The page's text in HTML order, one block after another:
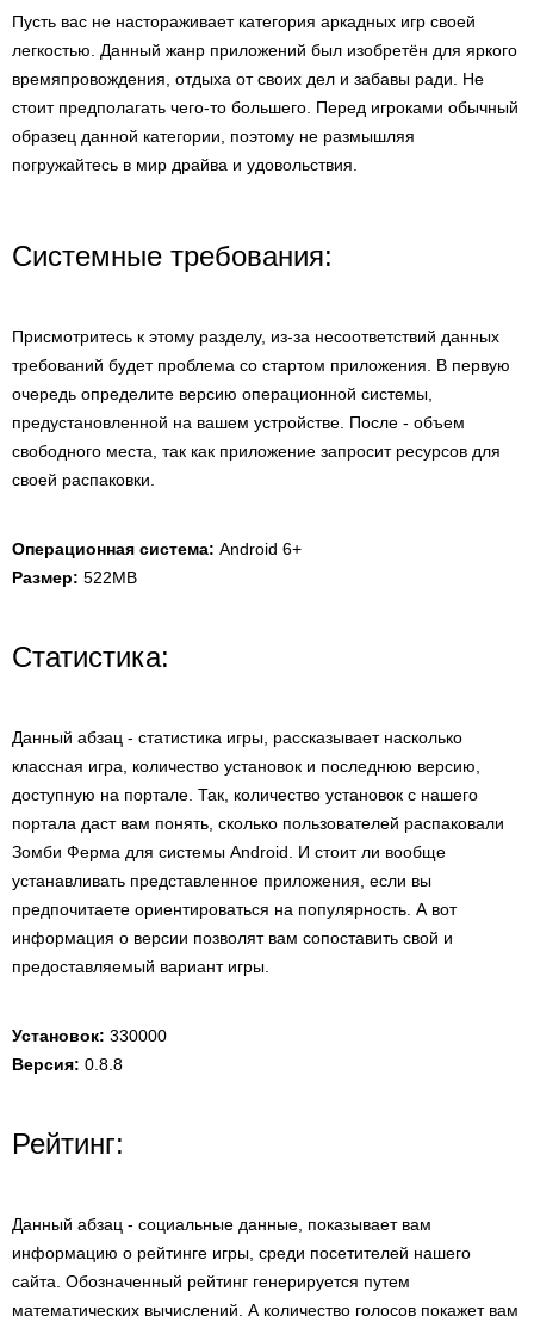
Пусть вас не настораживает категория аркадных игр своей
легкостью. Данный жанр приложений был изобретён для яркого
времяпровождения, отдыха от своих дел и забавы ради. Не
стоит предполагать чего-то большего. Перед игроками обычный
образец данной категории, поэтому не размышляя
погружайтесь в мир драйва и удовольствия.
Системные требования:
Присмотритесь к этому разделу, из-за несоответствий данных
требований будет проблема со стартом приложения. В первую
очередь определите версию операционной системы,
предустановленной на вашем устройстве. После - объем
свободного места, так как приложение запросит ресурсов для
своей распаковки.
Операционная система: Android 6+
Размер: 522MB
Статистика:
Данный абзац - статистика игры, рассказывает насколько
классная игра, количество установок и последнюю версию,
доступную на портале. Так, количество установок с нашего
портала даст вам понять, сколько пользователей распаковали
Зомби Ферма для системы Android. И стоит ли вообще
устанавливать представленное приложения, если вы
предпочитаете ориентироваться на популярность. А вот
информация о версии позволят вам сопоставить свой и
предоставляемый вариант игры.
Установок: 330000
Версия: 0.8.8
Рейтинг:
Данный абзац - социальные данные, показывает вам
информацию о рейтинге игры, среди посетителей нашего
сайта. Обозначенный рейтинг генерируется путем
математических вычислений. А количество голосов покажет вам